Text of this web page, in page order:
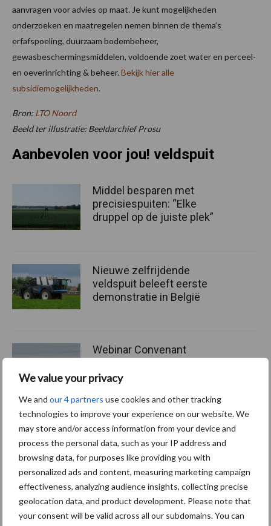
We value your privacy
We and our 4 partners use cookies and other tracking
technologies to improve your experience on our website. We
may store and/or access information from your device and
process the personal data, such as your IP address and
browsing data, for purposes like providing you with
personalized ads and content, measuring marketing campaign
effectiveness, analyzing audience insights, collecting precise
geolocation data, and product development. Please note that
your consent will be valid across all our subdomains. You can
aanvragen voor advies op maat. Je kunt mogelijkheden
onderzoeken en maatregelen nemen binnen de thema’s
erfafspoeling, duurzaam bodembeheer,
gewasbeschermingsmiddelen, voldoende zoet water en perceel-
en oeverinrichting & beheer. Bekijk hier alle
subsidiemogelijkheden.
Bron: LTO Noord
Beeld ter illustratie: Beeldarchief Prosu
Aanbevolen voor jou! veldspuit
Middel besparen met
precisiespuiten: “Elke
druppel op de juiste plek”
Nieuwe zelfrijdende
veldspuit beleeft eerste
demonstratie in België
Webinar Convenant
je aan en praat mee
Themapagina's
Machines Duurzaamheid